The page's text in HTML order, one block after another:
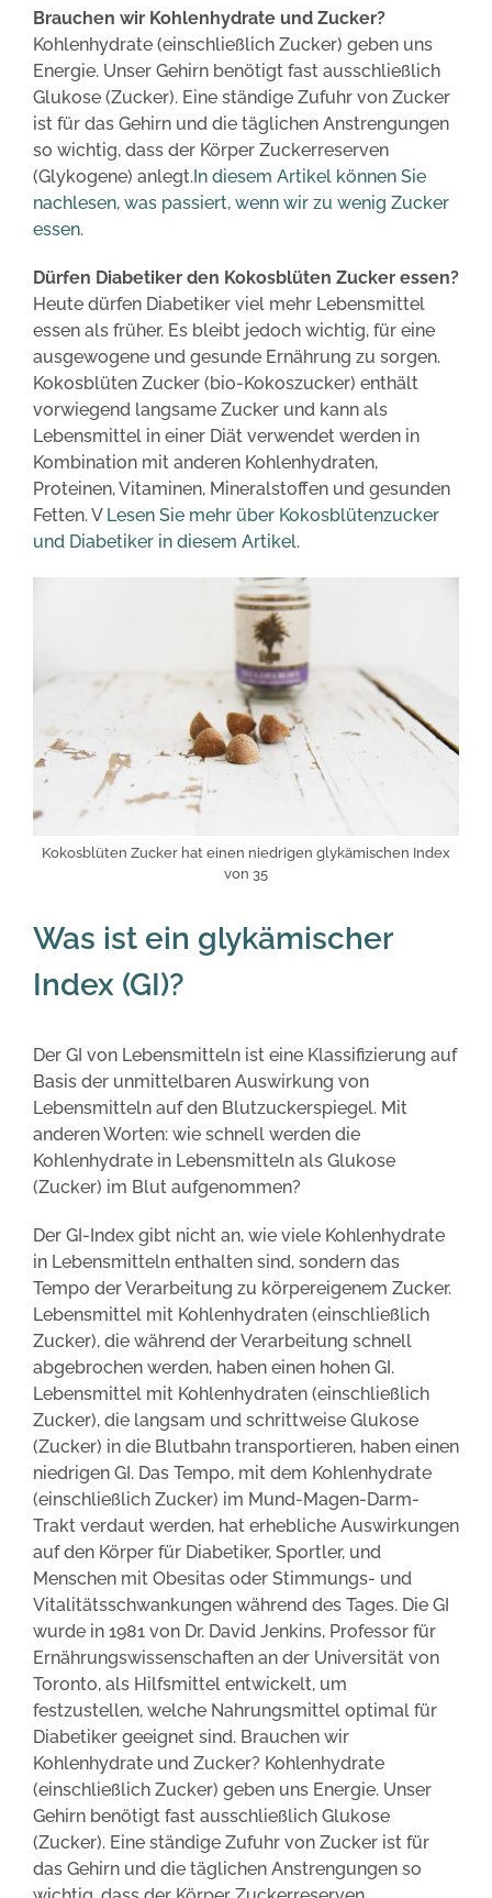
Brauchen wir Kohlenhydrate und Zucker?
Kohlenhydrate (einschließlich Zucker) geben uns
Energie. Unser Gehirn benötigt fast ausschließlich
Glukose (Zucker). Eine ständige Zufuhr von Zucker
ist für das Gehirn und die täglichen Anstrengungen
so wichtig, dass der Körper Zuckerreserven
(Glykogene) anlegt.In diesem Artikel können Sie
nachlesen, was passiert, wenn wir zu wenig Zucker
essen.
Dürfen Diabetiker den Kokosblüten Zucker essen?
Heute dürfen Diabetiker viel mehr Lebensmittel
essen als früher. Es bleibt jedoch wichtig, für eine
ausgewogene und gesunde Ernährung zu sorgen.
Kokosblüten Zucker (bio-Kokoszucker) enthält
vorwiegend langsame Zucker und kann als
Lebensmittel in einer Diät verwendet werden in
Kombination mit anderen Kohlenhydraten,
Proteinen, Vitaminen, Mineralstoffen und gesunden
Fetten. V Lesen Sie mehr über Kokosblütenzucker
und Diabetiker in diesem Artikel.
Kokosblüten Zucker hat einen niedrigen glykämischen Index
von 35
Was ist ein glykämischer
Index (GI)?
Der GI von Lebensmitteln ist eine Klassifizierung auf
Basis der unmittelbaren Auswirkung von
Lebensmitteln auf den Blutzuckerspiegel. Mit
anderen Worten: wie schnell werden die
Kohlenhydrate in Lebensmitteln als Glukose
(Zucker) im Blut aufgenommen?
Der GI-Index gibt nicht an, wie viele Kohlenhydrate
in Lebensmitteln enthalten sind, sondern das
Tempo der Verarbeitung zu körpereigenem Zucker.
Lebensmittel mit Kohlenhydraten (einschließlich
Zucker), die während der Verarbeitung schnell
abgebrochen werden, haben einen hohen GI.
Lebensmittel mit Kohlenhydraten (einschließlich
Zucker), die langsam und schrittweise Glukose
(Zucker) in die Blutbahn transportieren, haben einen
niedrigen GI. Das Tempo, mit dem Kohlenhydrate
(einschließlich Zucker) im Mund-Magen-Darm-
Trakt verdaut werden, hat erhebliche Auswirkungen
auf den Körper für Diabetiker, Sportler, und
Menschen mit Obesitas oder Stimmungs- und
Vitalitätsschwankungen während des Tages. Die GI
wurde in 1981 von Dr. David Jenkins, Professor für
Ernährungswissenschaften an der Universität von
Toronto, als Hilfsmittel entwickelt, um
festzustellen, welche Nahrungsmittel optimal für
Diabetiker geeignet sind. Brauchen wir
Kohlenhydrate und Zucker? Kohlenhydrate
(einschließlich Zucker) geben uns Energie. Unser
Gehirn benötigt fast ausschließlich Glukose
(Zucker). Eine ständige Zufuhr von Zucker ist für
das Gehirn und die täglichen Anstrengungen so